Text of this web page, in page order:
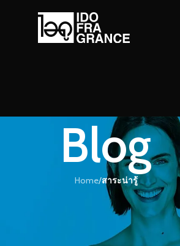
Blog
Home/สาระน่ารู้
งความผ่อนคลายราวกั